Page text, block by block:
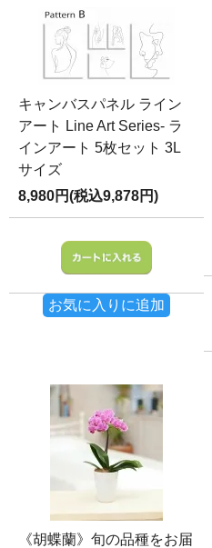
キャンバスパネル ライン
アート Line Art Series- ラ
インアート 5枚セット 3L
サイズ
8,980円(税込9,878円)
お気に入りに追加
《胡蝶蘭》旬の品種をお届